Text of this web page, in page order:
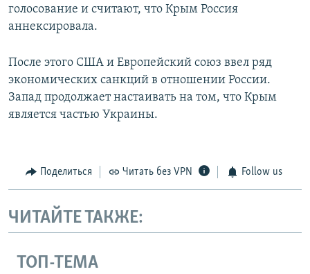
голосование и считают, что Крым Россия
аннексировала.
После этого США и Европейский союз ввел ряд
экономических санкций в отношении России.
Запад продолжает настаивать на том, что Крым
является частью Украины.
Поделиться Читать без VPN Follow us
ЧИТАЙТЕ ТАКЖЕ:
ТОП-ТЕМА